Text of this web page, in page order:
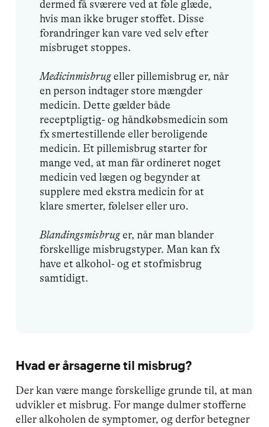
dermed få sværere ved at føle glæde,
hvis man ikke bruger stoffet. Disse
forandringer kan vare ved selv efter
misbruget stoppes.
Medicinmisbrugeller pillemisbrug er, når
en person indtager store mængder
medicin. Dette gælder både
receptpligtig- og håndkøbsmedicin som
fx smertestillende eller beroligende
medicin. Et pillemisbrug starter for
mange ved, at man får ordineret noget
medicin ved lægen og begynder at
supplere med ekstra medicin for at
klare smerter, følelser eller uro.
Blandingsmisbruger, når man blander
forskellige misbrugstyper. Man kan fx
have et alkohol- og et stofmisbrug
samtidigt.
Hvad er årsagerne til misbrug?
Der kan være mange forskellige grunde til, at man
udvikler et misbrug. For mange dulmer stofferne
eller alkoholen de symptomer, og derfor betegner